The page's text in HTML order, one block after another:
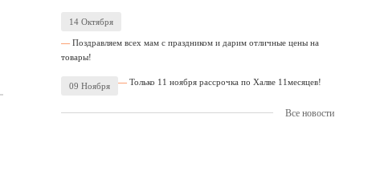
14 Октября
Поздравляем всех мам с праздником и дарим отличные цены на
товары!
09 Ноября Только 11 ноября рассрочка по Халве 11месяцев!
Все новости